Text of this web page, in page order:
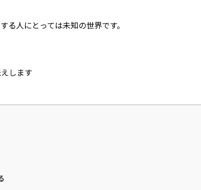
人にとっては未知の世界です。
します